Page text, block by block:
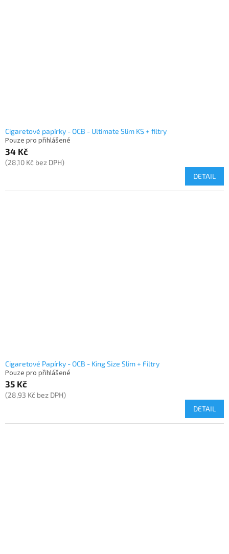
Cigaretové papírky - OCB - Ultimate Slim KS + filtry
Pouze pro přihlášené
34 Kč
(28,10 Kč bez DPH)
DETAIL
Cigaretové Papírky - OCB - King Size Slim + Filtry
Pouze pro přihlášené
35 Kč
(28,93 Kč bez DPH)
DETAIL